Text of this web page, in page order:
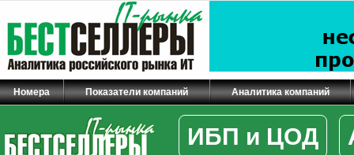
Номера Показатели компаний Аналитика компаний
ИБП и ЦОД